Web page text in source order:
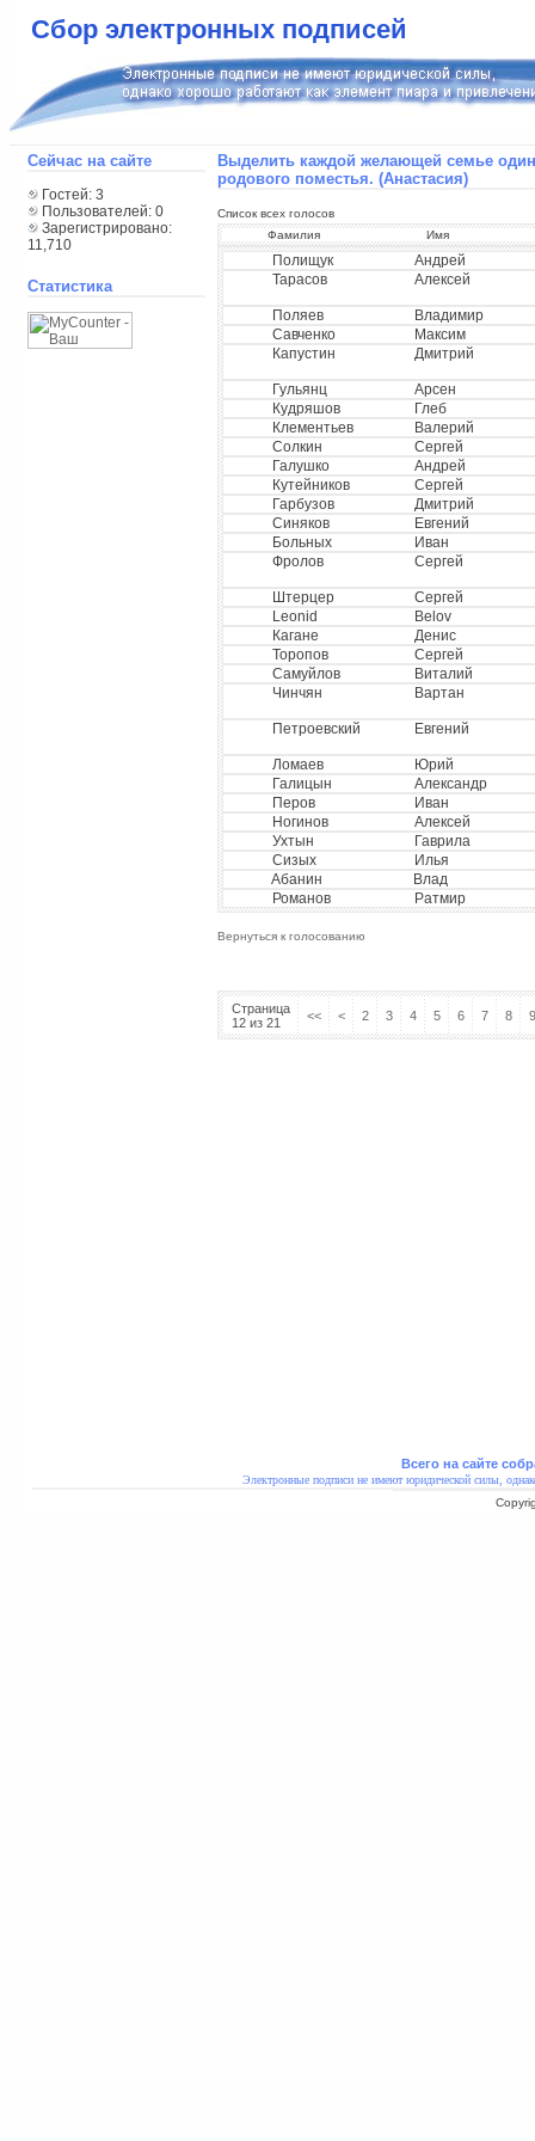
Сбор электронных подписей
Сейчас на сайте
Гостей: 3
Пользователей: 0
Зарегистрировано:
11,710
Статистика
Выделить каждой желающей семье один
родового поместья. (Анастасия)
Список всех голосов
Фамилия
Имя
Полищук
Андрей
Тарасов
Алексей
Поляев
Владимир
Савченко
Максим
Капустин
Дмитрий
Гульянц
Арсен
Кудряшов
Глеб
Клементьев
Валерий
Солкин
Сергей
Галушко
Андрей
Кутейников
Сергей
Гарбузов
Дмитрий
Синяков
Евгений
Больных
Иван
Фролов
Сергей
Штерцер
Сергей
Leonid
Belov
Кагане
Денис
Торопов
Сергей
Самуйлов
Виталий
Чинчян
Вартан
Петроевский Евгений
Ломаев
Юрий
Галицын
Александр
Перов
Иван
Ногинов
Алексей
Ухтын
Гаврила
Сизых
Илья
Абанин
Влад
Романов
Ратмир
Вернуться к голосованию
Страница
12 из 21
<< < 2 3 4 5 6 7 8 9
Всего на сайте
Электронные подписи не имеют юридической силы,